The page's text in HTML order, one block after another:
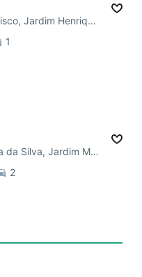
Estrada São Francisco, Jardim Henriqueta
1
Av. Aprígio Bezerra da Silva, Jardim Monte Alegre
2
Ver